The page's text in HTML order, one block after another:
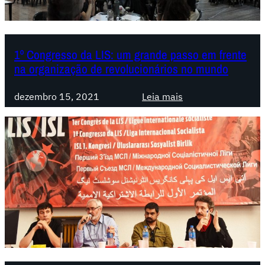
I
o
n
r
s
s
o
d
a
L
I
S
1º Congresso da LIS: um grande passo em frente
na organização de revolucionários no mundo
dezembro 15, 2021 Leia mais
1
º
C
o
n
g
r
e
s
s